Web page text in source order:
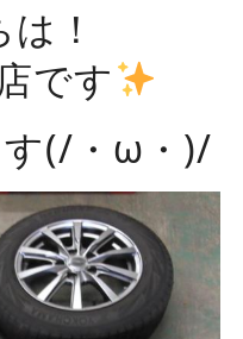
！
です
(/・ω・)/